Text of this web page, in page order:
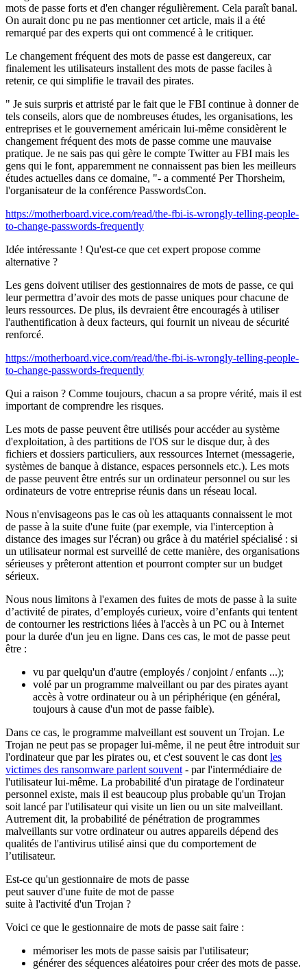
mots de passe forts et d'en changer régulièrement. Cela paraît banal.
On aurait donc pu ne pas mentionner cet article, mais il a été
remarqué par des experts qui ont commencé à le critiquer.
Le changement fréquent des mots de passe est dangereux, car
finalement les utilisateurs installent des mots de passe faciles à
retenir, ce qui simplifie le travail des pirates.
" Je suis surpris et attristé par le fait que le FBI continue à donner de
tels conseils, alors que de nombreuses études, les organisations, les
entreprises et le gouvernement américain lui-même considèrent le
changement fréquent des mots de passe comme une mauvaise
pratique. Je ne sais pas qui gère le compte Twitter au FBI mais les
gens qui le font, apparemment ne connaissent pas bien les meilleurs
études actuelles dans ce domaine, "- a commenté Per Thorsheim,
l'organisateur de la conférence PasswordsCon.
https://motherboard.vice.com/read/the-fbi-is-wrongly-telling-people-
to-change-passwords-frequently
Idée intéressante ! Qu'est-ce que cet expert propose comme
alternative ?
Les gens doivent utiliser des gestionnaires de mots de passe, ce qui
leur permettra d’avoir des mots de passe uniques pour chacune de
leurs ressources. De plus, ils devraient être encouragés à utiliser
l'authentification à deux facteurs, qui fournit un niveau de sécurité
renforcé.
https://motherboard.vice.com/read/the-fbi-is-wrongly-telling-people-
to-change-passwords-frequently
Qui a raison ? Comme toujours, chacun a sa propre vérité, mais il est
important de comprendre les risques.
Les mots de passe peuvent être utilisés pour accéder au système
d'exploitation, à des partitions de l'OS sur le disque dur, à des
fichiers et dossiers particuliers, aux ressources Internet (messagerie,
systèmes de banque à distance, espaces personnels etc.). Les mots
de passe peuvent être entrés sur un ordinateur personnel ou sur les
ordinateurs de votre entreprise réunis dans un réseau local.
Nous n'envisageons pas le cas où les attaquants connaissent le mot
de passe à la suite d'une fuite (par exemple, via l'interception à
distance des images sur l'écran) ou grâce à du matériel spécialisé : si
un utilisateur normal est surveillé de cette manière, des organisations
sérieuses y prêteront attention et pourront compter sur un budget
sérieux.
Nous nous limitons à l'examen des fuites de mots de passe à la suite
d’activité de pirates, d’employés curieux, voire d’enfants qui tentent
de contourner les restrictions liées à l'accès à un PC ou à Internet
pour la durée d'un jeu en ligne. Dans ces cas, le mot de passe peut
être :
vu par quelqu'un d'autre (employés / conjoint / enfants ...);
volé par un programme malveillant ou par des pirates ayant
accès à votre ordinateur ou à un périphérique (en général,
toujours à cause d'un mot de passe faible).
Dans ce cas, le programme malveillant est souvent un Trojan. Le
Trojan ne peut pas se propager lui-même, il ne peut être introduit sur
l'ordinateur que par les pirates ou, et c'est souvent le cas dont les
victimes des ransomware parlent souvent - par l'intermédiaire de
l'utilisateur lui-même. La probabilité d'un piratage de l'ordinateur
personnel existe, mais il est beaucoup plus probable qu'un Trojan
soit lancé par l'utilisateur qui visite un lien ou un site malveillant.
Autrement dit, la probabilité de pénétration de programmes
malveillants sur votre ordinateur ou autres appareils dépend des
qualités de l'antivirus utilisé ainsi que du comportement de
l’utilisateur.
Est-ce qu'un gestionnaire de mots de passe
peut sauver d'une fuite de mot de passe
suite à l'activité d'un Trojan ?
Voici ce que le gestionnaire de mots de passe sait faire :
mémoriser les mots de passe saisis par l'utilisateur;
générer des séquences aléatoires pour créer des mots de passe.